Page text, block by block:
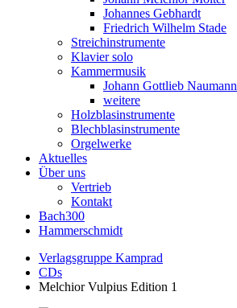
Johannes Gebhardt
Friedrich Wilhelm Stade
Streichinstrumente
Klavier solo
Kammermusik
Johann Gottlieb Naumann
weitere
Holzblasinstrumente
Blechblasinstrumente
Orgelwerke
Aktuelles
Über uns
Vertrieb
Kontakt
Bach300
Hammerschmidt
Verlagsgruppe Kamprad
CDs
Melchior Vulpius Edition 1